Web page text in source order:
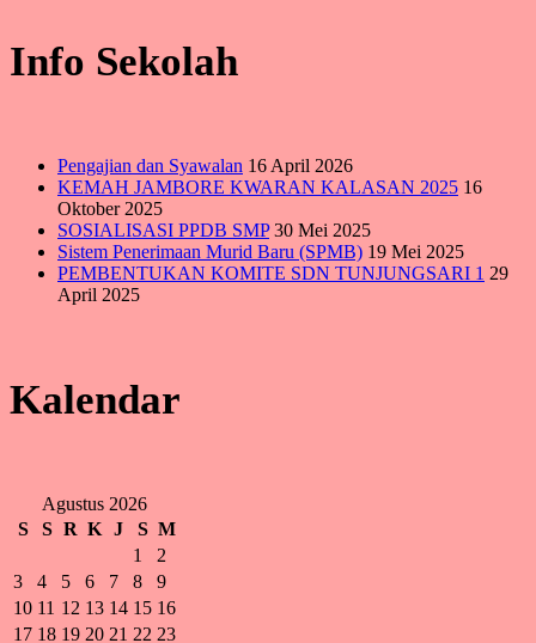
Info Sekolah
Pengajian dan Syawalan 16 April 2026
KEMAH JAMBORE KWARAN KALASAN 2025 16
Oktober 2025
SOSIALISASI PPDB SMP 30 Mei 2025
Sistem Penerimaan Murid Baru (SPMB) 19 Mei 2025
PEMBENTUKAN KOMITE SDN TUNJUNGSARI 1 29
April 2025
Kalendar
Agustus 2026
S
S R K J S M
1
2
3
4 5 6 7 8
9
10 11 12 13 14 15 16
17 18 19 20 21 22 23